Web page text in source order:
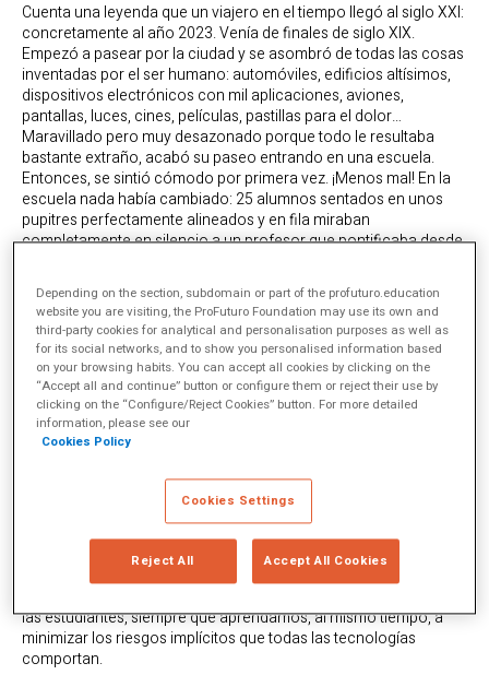
Cuenta una leyenda que un viajero en el tiempo llegó al siglo XXI:
concretamente al año 2023. Venía de finales de siglo XIX.
Empezó a pasear por la ciudad y se asombró de todas las cosas
inventadas por el ser humano: automóviles, edificios altísimos,
dispositivos electrónicos con mil aplicaciones, aviones,
pantallas, luces, cines, películas, pastillas para el dolor…
Maravillado pero muy desazonado porque todo le resultaba
bastante extraño, acabó su paseo entrando en una escuela.
Entonces, se sintió cómodo por primera vez. ¡Menos mal! En la
escuela nada había cambiado: 25 alumnos sentados en unos
pupitres perfectamente alineados y en fila miraban
completamente en silencio a un profesor que pontificaba desde
La leyenda, que por supuesto es absolutamente apócrifa, podría
ser rigurosamente cierta si algún día acaban de concretarse los
viajes en el tiempo. Sin embargo, y más allá de la broma, esta
anécdota debería hacernos reflexionar. Con el ChatGPT
pisándonos los talones y el metaverso a la vuelta de la esquina,
la educación en el siglo XXI se encuentra desnortada y sin saber
cómo abordar los grandes avances tecnológicos que,
convenientemente hibridados con pedagogías innovadoras,
está haciendo a las sociedades del siglo XXI.
, sostenemos que las tecnologías
pueden ser las mejores amigas de la educación y, por ello,
recogemos información y reflexionamos sobre la necesidad de
aprender a usarlas para obtener de ellas sus ventajas y lograr
las estudiantes, siempre que aprendamos, al mismo tiempo, a
minimizar los riesgos implícitos que todas las tecnologías
comportan.
Depending on the section, subdomain or part of the profuturo.education
website you are visiting, the ProFuturo Foundation may use its own and
third-party cookies for analytical and personalisation purposes as well as
for its social networks, and to show you personalised information based
on your browsing habits. You can accept all cookies by clicking on the
“Accept all and continue” button or configure them or reject their use by
clicking on the “Configure/Reject Cookies” button. For more detailed
information, please see our
Cookies Policy
Cookies Settings
Reject All Accept All Cookies